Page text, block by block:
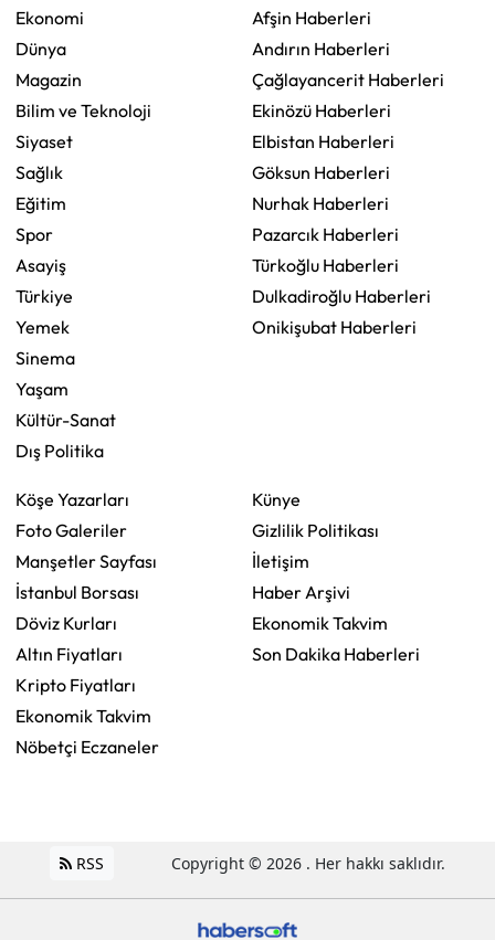
Ekonomi
Dünya
Magazin
Bilim ve Teknoloji
Siyaset
Sağlık
Eğitim
Spor
Asayiş
Türkiye
Yemek
Sinema
Yaşam
Kültür-Sanat
Dış Politika
Afşin Haberleri
Andırın Haberleri
Çağlayancerit Haberleri
Ekinözü Haberleri
Elbistan Haberleri
Göksun Haberleri
Nurhak Haberleri
Pazarcık Haberleri
Türkoğlu Haberleri
Dulkadiroğlu Haberleri
Onikişubat Haberleri
Köşe Yazarları
Foto Galeriler
Manşetler Sayfası
İstanbul Borsası
Döviz Kurları
Altın Fiyatları
Kripto Fiyatları
Ekonomik Takvim
Nöbetçi Eczaneler
Künye
Gizlilik Politikası
İletişim
Haber Arşivi
Ekonomik Takvim
Son Dakika Haberleri
RSS Copyright © 2026 . Her hakkı saklıdır.